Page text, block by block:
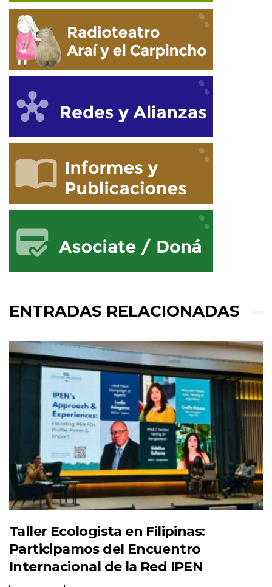
ENTRADAS RELACIONADAS
Taller Ecologista en Filipinas:
Participamos del Encuentro
Internacional de la Red IPEN